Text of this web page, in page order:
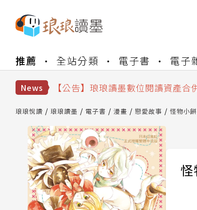
推薦 全站分類 電子書 電子
News
【公告】琅琅書店服務升級重要
【公告】琅琅讀墨數位閱讀資產合
【公告】琅琅讀墨 3 分鐘完成書櫃
【公告】琅琅書店服務升級重要說
【公告】因 Readmoo 讀墨系統維
琅琅悅讀 琅琅讀墨 電子書 漫畫 戀愛故事 怪物小